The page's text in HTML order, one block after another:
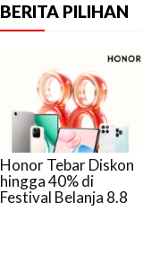
BERITA PILIHAN
Honor Tebar Diskon
hingga 40% di
Festival Belanja 8.8